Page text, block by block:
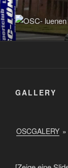
Zum
Inhalt
springen
GALLERY
OSCGALERY »